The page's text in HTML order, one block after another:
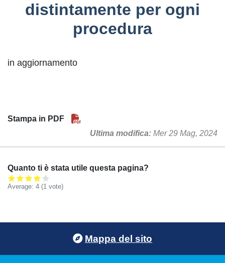
distintamente per ogni
procedura
in aggiornamento
Stampa in PDF
Ultima modifica Mer 29 Mag, 2024
Quanto ti è stata utile questa pagina?
Average: 4 (1 vote)
Mappa del sito